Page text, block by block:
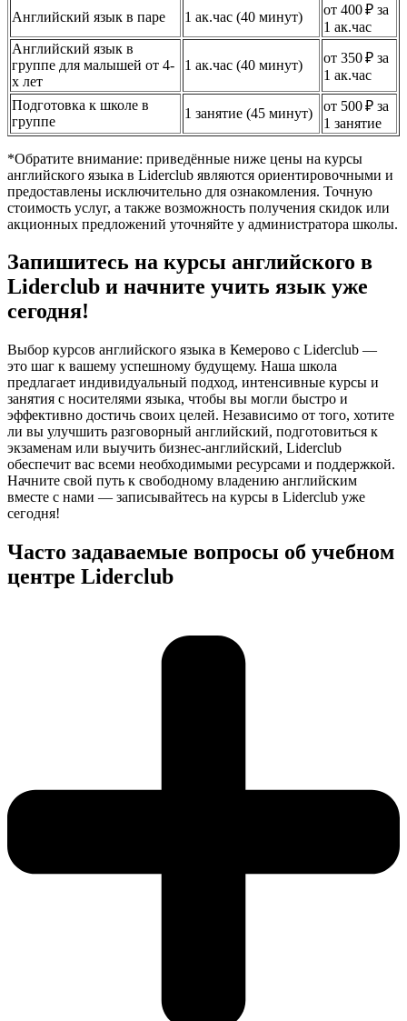
Английский язык в паре 1 ак.час (40 минут)
от 400 ₽ за
1 ак.час
Английский язык в
группе для малышей от 4-
х лет
1 ак.час (40 минут)
от 350 ₽ за
1 ак.час
Подготовка к школе в
группе
1 занятие (45 минут)
от 500 ₽ за
1 занятие
*Обратите внимание: приведённые ниже цены на курсы
английского языка в Liderclub являются ориентировочными и
предоставлены исключительно для ознакомления. Точную
стоимость услуг, а также возможность получения скидок или
акционных предложений уточняйте у администратора школы.
Запишитесь на курсы английского в
Liderclub и начните учить язык уже
сегодня!
Выбор курсов английского языка в Кемерово с Liderclub —
это шаг к вашему успешному будущему. Наша школа
предлагает индивидуальный подход, интенсивные курсы и
занятия с носителями языка, чтобы вы могли быстро и
эффективно достичь своих целей. Независимо от того, хотите
ли вы улучшить разговорный английский, подготовиться к
экзаменам или выучить бизнес-английский, Liderclub
обеспечит вас всеми необходимыми ресурсами и поддержкой.
Начните свой путь к свободному владению английским
вместе с нами — записывайтесь на курсы в Liderclub уже
сегодня!
Часто задаваемые вопросы об учебном
центре Liderclub